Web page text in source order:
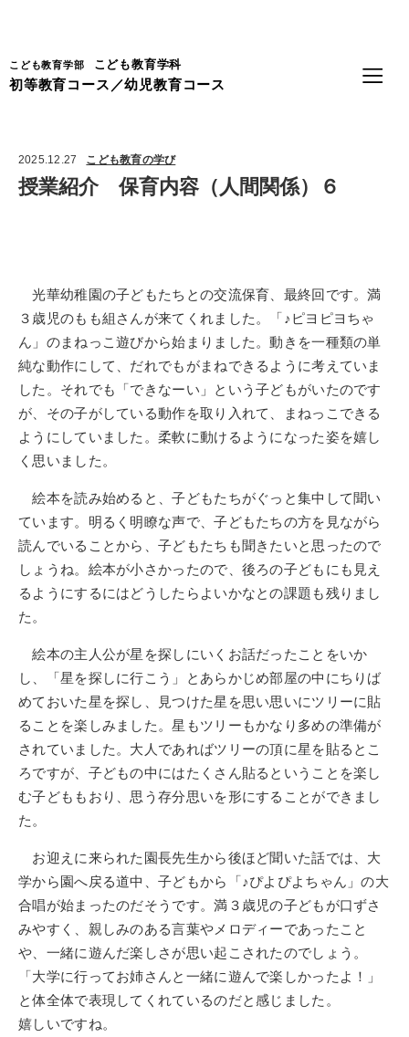
こども教育学部 こども教育学科
初等教育コース／幼児教育コース
2025.12.27 こども教育の学び
授業紹介 保育内容（人間関係）６
光華幼稚園の子どもたちとの交流保育、最終回です。満
３歳児のもも組さんが来てくれました。「♪ピヨピヨちゃ
ん」のまねっこ遊びから始まりました。動きを一種類の単
純な動作にして、だれでもがまねできるように考えていま
した。それでも「できなーい」という子どもがいたのです
が、その子がしている動作を取り入れて、まねっこできる
ようにしていました。柔軟に動けるようになった姿を嬉し
く思いました。
絵本を読み始めると、子どもたちがぐっと集中して聞い
ています。明るく明瞭な声で、子どもたちの方を見ながら
読んでいることから、子どもたちも聞きたいと思ったので
しょうね。絵本が小さかったので、後ろの子どもにも見え
るようにするにはどうしたらよいかなとの課題も残りまし
た。
絵本の主人公が星を探しにいくお話だったことをいか
し、「星を探しに行こう」とあらかじめ部屋の中にちりば
めておいた星を探し、見つけた星を思い思いにツリーに貼
ることを楽しみました。星もツリーもかなり多めの準備が
されていました。大人であればツリーの頂に星を貼るとこ
ろですが、子どもの中にはたくさん貼るということを楽し
む子どももおり、思う存分思いを形にすることができまし
た。
お迎えに来られた園長先生から後ほど聞いた話では、大
学から園へ戻る道中、子どもから「♪ぴよぴよちゃん」の大
合唱が始まったのだそうです。満３歳児の子どもが口ずさ
みやすく、親しみのある言葉やメロディーであったこと
や、一緒に遊んだ楽しさが思い起こされたのでしょう。
「大学に行ってお姉さんと一緒に遊んで楽しかったよ！」
と体全体で表現してくれているのだと感じました。
嬉しいですね。